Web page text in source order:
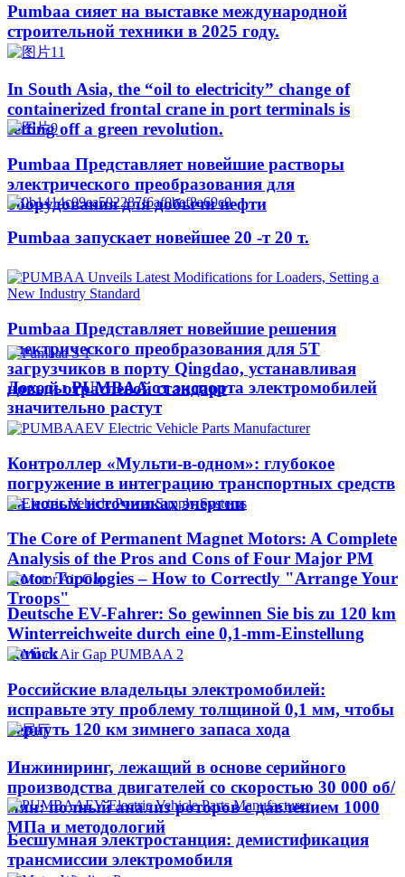
Pumbaa сияет на выставке международной
строительной техники в 2025 году.
In South Asia, the “oil to electricity” change of
containerized frontal crane in port terminals is
setting off a green revolution.
Pumbaa Представляет новейшие растворы
электрического преобразования для
оборудования для добычи нефти
Pumbaa запускает новейшее 20 -т 20 т.
Pumbaa Представляет новейшие решения
электрического преобразования для 5T
загрузчиков в порту Qingdao, устанавливая
новый отраслевой стандарт
Доходы PUMBAA от экспорта электромобилей
значительно растут
Контроллер «Мульти-в-одном»: глубокое
погружение в интеграцию транспортных средств
на новых источниках энергии
The Core of Permanent Magnet Motors: A Complete
Analysis of the Pros and Cons of Four Major PM
Rotor Topologies – How to Correctly "Arrange Your
Troops"
Deutsche EV-Fahrer: So gewinnen Sie bis zu 120 km
Winterreichweite durch eine 0,1-mm-Einstellung
zurück
Российские владельцы электромобилей:
исправьте эту проблему толщиной 0,1 мм, чтобы
вернуть 120 км зимнего запаса хода
Инжиниринг, лежащий в основе серийного
производства двигателей со скоростью 30 000 об/
мин: полный анализ роторов с давлением 1000
МПа и методологий
Бесшумная электростанция: демистификация
трансмиссии электромобиля